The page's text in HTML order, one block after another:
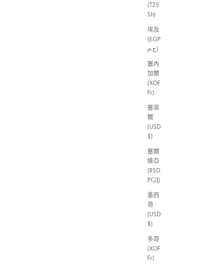
(TZS
Sh)
埃及
(EGP
ج.م)
塞內
加爾
(XOF
Fr)
塞席
爾
(USD
$)
塞爾
維亞
(RSD
РСД)
墨西
哥
(USD
$)
多哥
(XOF
Fr)